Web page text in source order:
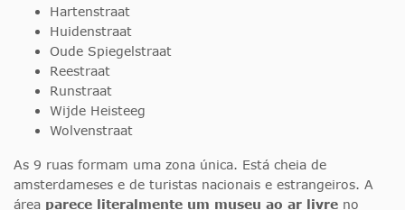
Hartenstraat
Huidenstraat
Oude Spiegelstraat
Reestraat
Runstraat
Wijde Heisteeg
Wolvenstraat
As 9 ruas formam uma zona única. Está cheia de
amsterdameses e de turistas nacionais e estrangeiros. A
área parece literalmente um museu ao ar livre no